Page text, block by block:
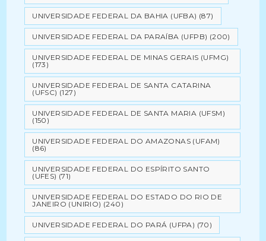
UNIVERSIDADE FEDERAL DA BAHIA (UFBA) (87)
UNIVERSIDADE FEDERAL DA PARAÍBA (UFPB) (200)
UNIVERSIDADE FEDERAL DE MINAS GERAIS (UFMG)
(173)
UNIVERSIDADE FEDERAL DE SANTA CATARINA
(UFSC) (127)
UNIVERSIDADE FEDERAL DE SANTA MARIA (UFSM)
(150)
UNIVERSIDADE FEDERAL DO AMAZONAS (UFAM)
(86)
UNIVERSIDADE FEDERAL DO ESPÍRITO SANTO
(UFES) (71)
UNIVERSIDADE FEDERAL DO ESTADO DO RIO DE
JANEIRO (UNIRIO) (240)
UNIVERSIDADE FEDERAL DO PARÁ (UFPA) (70)